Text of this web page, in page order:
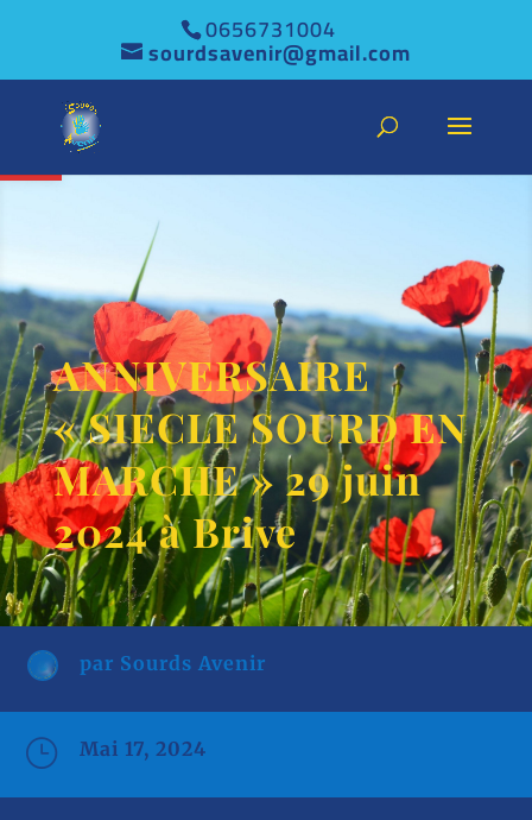
Ouvrir la barre d’outils
0656731004
sourdsavenir@gmail.com
ANNIVERSAIRE
« SIECLE SOURD EN
MARCHE » 29 juin
2024 à Brive
par Sourds Avenir
} Mai 17, 2024